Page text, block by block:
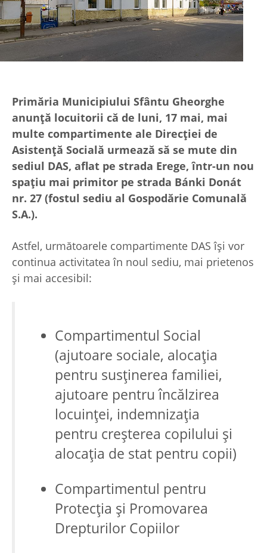
Primăria Municipiului Sfântu Gheorghe
anunță locuitorii că de luni, 17 mai, mai
multe compartimente ale Direcției de
Asistenţă Socială urmează să se mute din
sediul DAS, aflat pe strada Erege, într-un nou
spațiu mai primitor pe strada Bánki Donát
nr. 27 (fostul sediu al Gospodărie Comunală
S.A.).
Astfel, următoarele compartimente DAS își vor
continua activitatea în noul sediu, mai prietenos
și mai accesibil:
Compartimentul Social
(ajutoare sociale, alocaţia
pentru susţinerea familiei,
ajutoare pentru încălzirea
locuinţei, indemnizația
pentru creșterea copilului și
alocația de stat pentru copii)
Compartimentul pentru
Protecția și Promovarea
Drepturilor Copiilor